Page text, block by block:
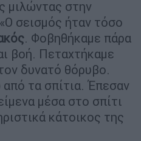
μιλώντας στην
σεισμός ήταν τόσο
. Φοβηθήκαμε πάρα
βοή. Πεταχτήκαμε
δυνατό θόρυβο.
τα σπίτια. Έπεσαν
μέσα στο σπίτι
κάτοικος της